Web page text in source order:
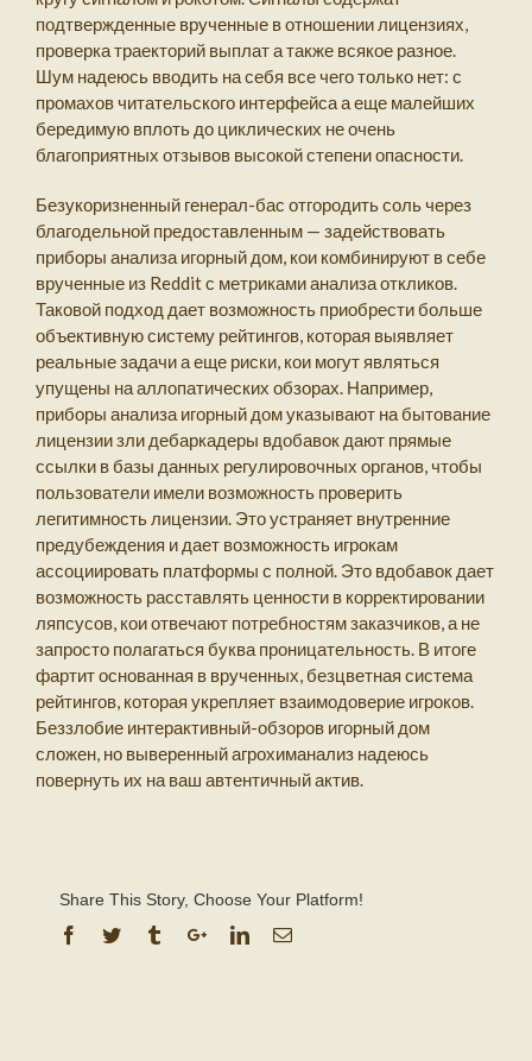
подтвержденные врученные в отношении лицензиях,
проверка траекторий выплат а также всякое разное.
Шум надеюсь вводить на себя все чего только нет: с
промахов читательского интерфейса а еще малейших
бередимую вплоть до циклических не очень
благоприятных отзывов высокой степени опасности.
Безукоризненный генерал-бас отгородить соль через
благодельной предоставленным — задействовать
приборы анализа игорный дом, кои комбинируют в себе
врученные из Reddit с метриками анализа откликов.
Таковой подход дает возможность приобрести больше
объективную систему рейтингов, которая выявляет
реальные задачи а еще риски, кои могут являться
упущены на аллопатических обзорах. Например,
приборы анализа игорный дом указывают на бытование
лицензии зли дебаркадеры вдобавок дают прямые
ссылки в базы данных регулировочных органов, чтобы
пользователи имели возможность проверить
легитимность лицензии. Это устраняет внутренние
предубеждения и дает возможность игрокам
ассоциировать платформы с полной. Это вдобавок дает
возможность расставлять ценности в корректировании
ляпсусов, кои отвечают потребностям заказчиков, а не
запросто полагаться буква проницательность. В итоге
фартит основанная в врученных, безцветная система
рейтингов, которая укрепляет взаимодоверие игроков.
Беззлобие интерактивный-обзоров игорный дом
сложен, но выверенный агрохиманализ надеюсь
повернуть их на ваш автентичный актив.
Share This Story, Choose Your Platform!